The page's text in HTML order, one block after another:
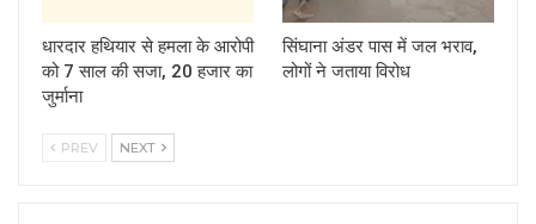
धारदार हथियार से हमला के आरोपी
को 7 साल की सजा, 20 हजार का
जुर्माना
सिंघाना अंडर पास में जल भराव,
लोगों ने जताया विरोध
PREV NEXT